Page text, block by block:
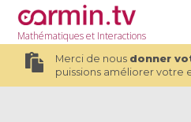
Mathématiqueset Interactions
Merci de nous donner
puissions améliorer votre